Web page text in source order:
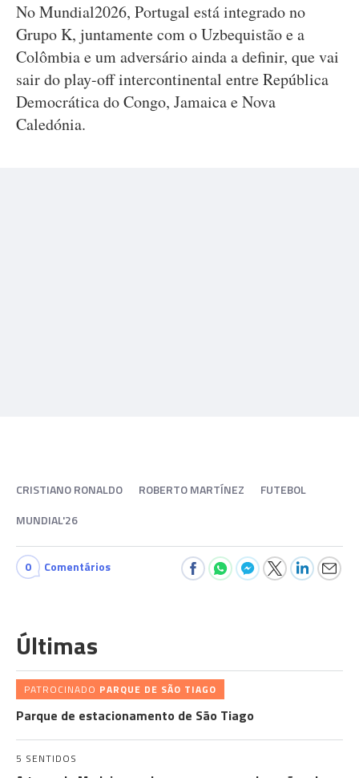
No Mundial2026, Portugal está integrado no
Grupo K, juntamente com o Uzbequistão e a
Colômbia e um adversário ainda a definir, que vai
sair do play-off intercontinental entre República
Democrática do Congo, Jamaica e Nova
Caledónia.
CRISTIANO RONALDO ROBERTO MARTÍNEZ
FUTEBOL
MUNDIAL'26
0 Comentários
Últimas
PATROCINADO PARQUE DE SÃO TIAGO
Parque de estacionamento de São Tiago
5 SENTIDOS